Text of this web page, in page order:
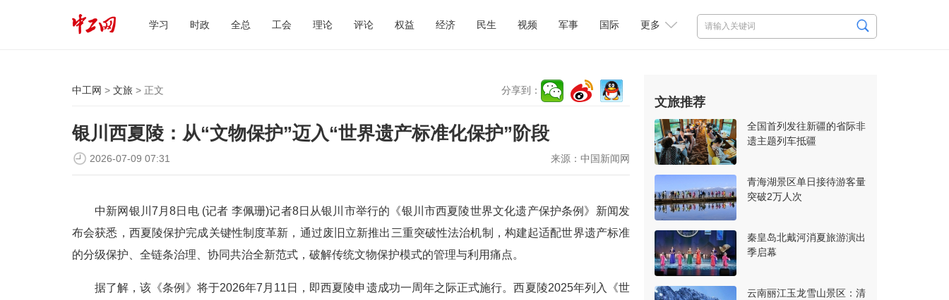
学习 时政 全总 工会 理论 评论 权益 经济 民生 视频 军事 国际 更多
中工网 > 文旅 > 正文 分享到：
银川西夏陵：从“文物保护”迈入“世界遗产标准化保护”阶段
来源： 中国新闻网
2026-07-09 07:31
中新网银川7月8日电 (记者 李佩珊)记者8日从银川市举行的《银川市西夏陵世界文化遗产保护条例》新闻发
布会获悉，西夏陵保护完成关键性制度革新，通过废旧立新推出三重突破性法治机制，构建起适配世界遗产标准
的分级保护、全链条治理、协同共治全新范式，破解传统文物保护模式的管理与利用痛点。
据了解，该《条例》将于2026年7月11日，即西夏陵申遗成功一周年之际正式施行。西夏陵2025年列入《世
文旅推荐
全国首列发往新疆的省际非
遗主题列车抵疆
青海湖景区单日接待游客量
突破2万人次
秦皇岛北戴河消夏旅游演出
季启幕
云南丽江玉龙雪山景区：清